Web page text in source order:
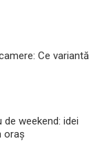
Ce variantă
weekend: idei
oraș